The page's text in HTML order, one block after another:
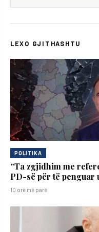
LEXO GJITHASHTU
POLITIKA
“Ta zgjidhim me
PD-së për të penguar
10 orë më parë